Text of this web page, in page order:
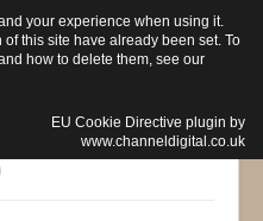
your experience when using it.
this site have already been set. To
how to delete them, see our